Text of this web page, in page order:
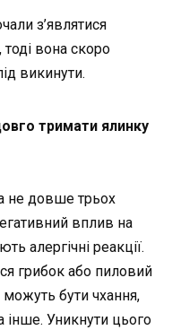
з’являтися
вона скоро
викинути.
тримати ялинку
не довше трьох
вплив на
алергічні реакції.
грибок або пиловий
бути чхання,
інше. Уникнути цього